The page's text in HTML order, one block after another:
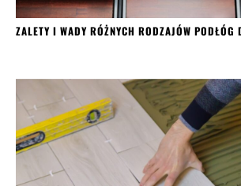
ZALETY I WADY RÓŻNYCH RODZAJÓW PODŁÓG